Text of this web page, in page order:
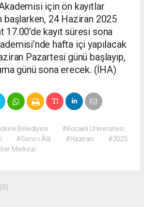
için ön kayıtlar
başlarken, 24 Haziran 2025
17.00'de kayıt süresi sona
hafta içi yapılacak
Pazartesi günü başlayıp,
günü sona erecek. (İHA)
Belediyesi
#Kocaeli Üniversitesi
#Genc-i Âlâ #Haziran
#2025
Merkezi
(0)